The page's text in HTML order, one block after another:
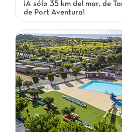
¡A sólo 35 km del mar, de
de Port Aventura!